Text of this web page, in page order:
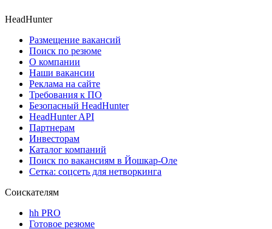
HeadHunter
Размещение вакансий
Поиск по резюме
О компании
Наши вакансии
Реклама на сайте
Требования к ПО
Безопасный HeadHunter
HeadHunter API
Партнерам
Инвесторам
Каталог компаний
Поиск по вакансиям в Йошкар-Оле
Сетка: соцсеть для нетворкинга
Соискателям
hh PRO
Готовое резюме